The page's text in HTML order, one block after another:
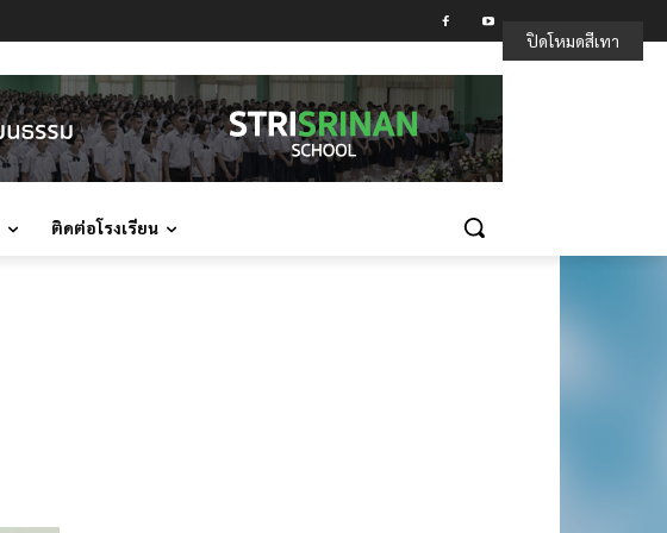
ติดต่อโรงเรียน
ปิดโหมดสีเทา